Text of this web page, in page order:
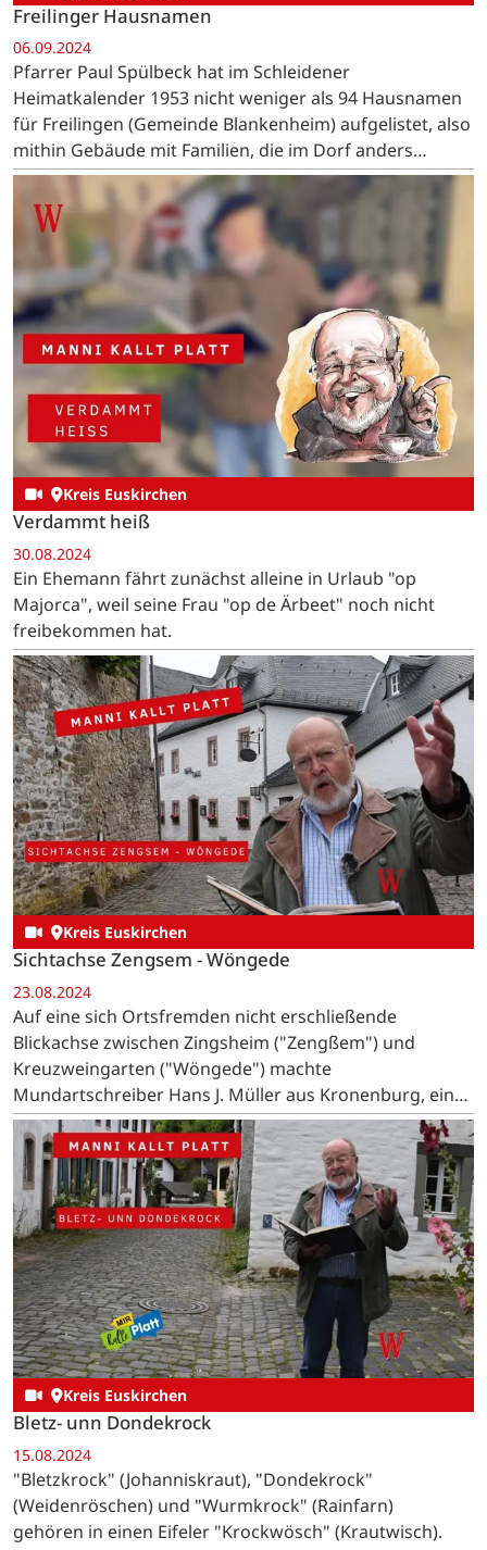
Freilinger Hausnamen
06.09.2024
Pfarrer Paul Spülbeck hat im Schleidener
Heimatkalender 1953 nicht weniger als 94 Hausnamen
für Freilingen (Gemeinde Blankenheim) aufgelistet, also
mithin Gebäude mit Familien, die im Dorf anders
genannt wurden als ihr Nachname lautet.
Kreis Euskirchen
Verdammt heiß
30.08.2024
Ein Ehemann fährt zunächst alleine in Urlaub "op
Majorca", weil seine Frau "op de Ärbeet" noch nicht
freibekommen hat.
Kreis Euskirchen
Sichtachse Zengsem - Wöngede
23.08.2024
Auf eine sich Ortsfremden nicht erschließende
Blickachse zwischen Zingsheim ("Zengßem") und
Kreuzweingarten ("Wöngede") machte
Mundartschreiber Hans J. Müller aus Kronenburg, ein
gebürtiger Zingsheimer, aufmerksam.
Kreis Euskirchen
Bletz- unn Dondekrock
15.08.2024
"Bletzkrock" (Johanniskraut), "Dondekrock"
(Weidenröschen) und "Wurmkrock" (Rainfarn)
gehören in einen Eifeler "Krockwösch" (Krautwisch).